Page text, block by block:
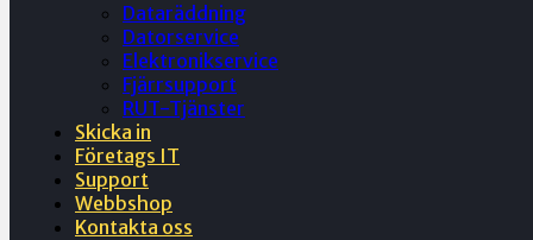
Dataräddning
Datorservice
Elektronikservice
Fjärrsupport
RUT-Tjänster
Skicka in
Företags IT
Support
Webbshop
Kontakta oss